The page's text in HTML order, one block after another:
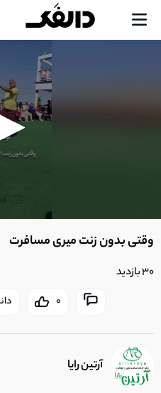
وقتی بدون زنت میری مسافرت
30 بازدید
0
آرتین رایا